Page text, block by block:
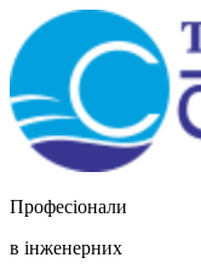
Професіонали
в інженерних